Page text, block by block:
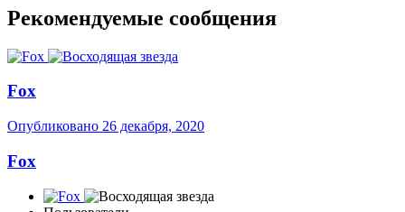
Рекомендуемые сообщения
Fox
Опубликовано 26 декабря, 2020
Fox